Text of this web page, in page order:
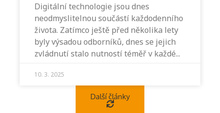
Digitální technologie jsou dnes
neodmyslitelnou součástí každodenního
života. Zatímco ještě před několika lety
byly výsadou odborníků, dnes se jejich
zvládnutí stalo nutností téměř v každé
10. 3. 2025
Další články
Projděte si seznam profesních kvalifikací.
Víte, jaké dovednosti musíte pro danou
kvalifikaci prokázat?